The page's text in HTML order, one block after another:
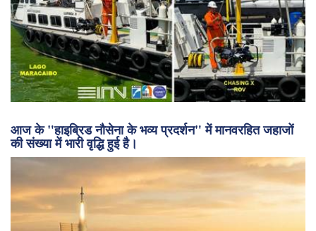
आज के "हाइब्रिड नौसेना के भव्य प्रदर्शन" में मानवरहित जहाजों
की संख्या में भारी वृद्धि हुई है।